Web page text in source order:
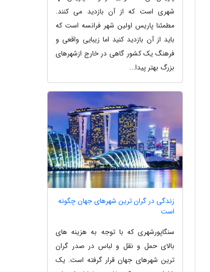
شهری است که از آن بازدید می کنند.
مطمئنا پاریس اولین شهر فرانسه است که
باید از آن بازدید کنید اما زیبایی واقعی و
فرهنگ یک کشور گاهی در خارج ازشهرهای
بزرگ بهتر پیدا...
زندگی در گران ترین شهرهای جهان چگونه
است
سنگاپورشهری که با توجه به هزینه های
بالای حمل و نقل و لباس در صدر گران
ترین شهرهای جهان قرار گرفته است. یک